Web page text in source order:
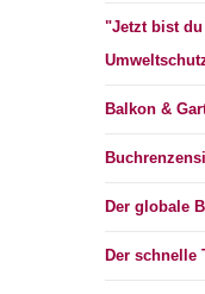
"Jetzt bist
Balkon &
Der globale
Der schnelle